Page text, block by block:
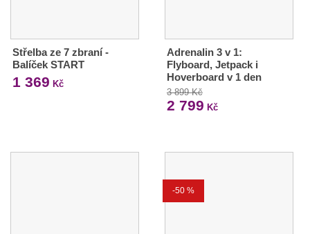
Střelba ze 7 zbraní -
Balíček START
1 369 Kč
Adrenalin 3 v 1:
Flyboard, Jetpack i
Hoverboard v 1 den
3 899 Kč
2 799 Kč
-50 %